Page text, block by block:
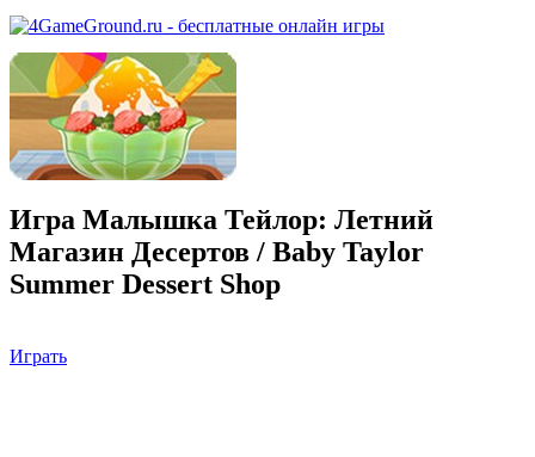
Игра Малышка Тейлор: Летний
Магазин Десертов / Baby Taylor
Summer Dessert Shop
Играть